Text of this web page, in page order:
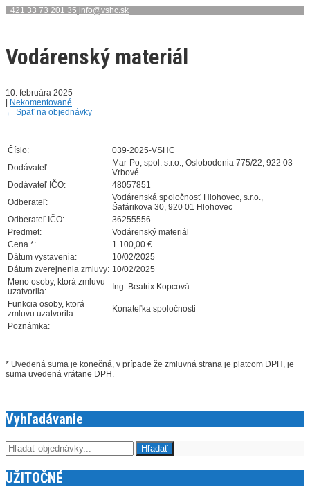
+421 33 73 201 35 info@vshc.sk
Vodárenský materiál
10. februára 2025
Nekomentované
← Späť na objednávky
Číslo:
039-2025-VSHC
Dodávateľ:
Mar-Po, spol. s.r.o., Oslobodenia 775/22, 922 03
Vrbové
Dodávateľ IČO:
48057851
Odberateľ:
Vodárenská spoločnosť Hlohovec, s.r.o.,
Šafárikova 30, 920 01 Hlohovec
Odberateľ IČO:
36255556
Predmet:
Vodárenský materiál
Cena *:
1 100,00 €
Dátum vystavenia:
10/02/2025
Dátum zverejnenia zmluvy: 10/02/2025
Meno osoby, ktorá zmluvu
uzatvorila:
Ing. Beatrix Kopcová
Funkcia osoby, ktorá
zmluvu uzatvorila:
Konateľka spoločnosti
Poznámka:
* Uvedená suma je konečná, v prípade že zmluvná strana je platcom DPH, je
suma uvedená vrátane DPH.
Vyhľadávanie
UŽITOČNÉ